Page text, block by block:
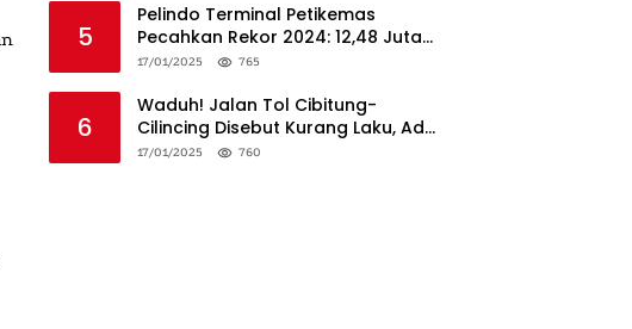
5
Pelindo Terminal Petikemas
Pecahkan Rekor 2024: 12,48 Juta
TEUs, Bukti Keunggulan Logistik
17/01/2025 765
6
Waduh! Jalan Tol Cibitung-
Cilincing Disebut Kurang Laku, Ada
Apa?
17/01/2025 760